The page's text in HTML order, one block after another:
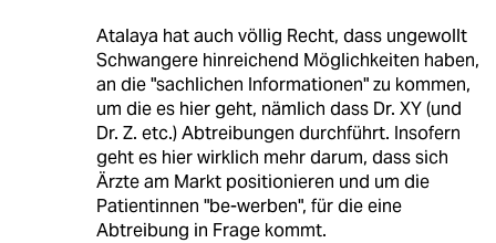
Atalaya hat auch völlig Recht, dass ungewollt
Schwangere hinreichend Möglichkeiten haben,
an die "sachlichen Informationen" zu kommen,
um die es hier geht, nämlich dass Dr. XY (und
Dr. Z. etc.) Abtreibungen durchführt. Insofern
geht es hier wirklich mehr darum, dass sich
Ärzte am Markt positionieren und um die
Patientinnen "be-werben", für die eine
Abtreibung in Frage kommt.